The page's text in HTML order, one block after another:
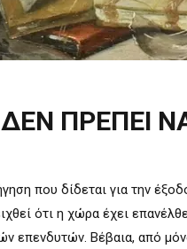
ΠΡΕΠΕΙ
που δίδεται για την
ότι η χώρα έχει
επενδυτών. Βέβαια, από